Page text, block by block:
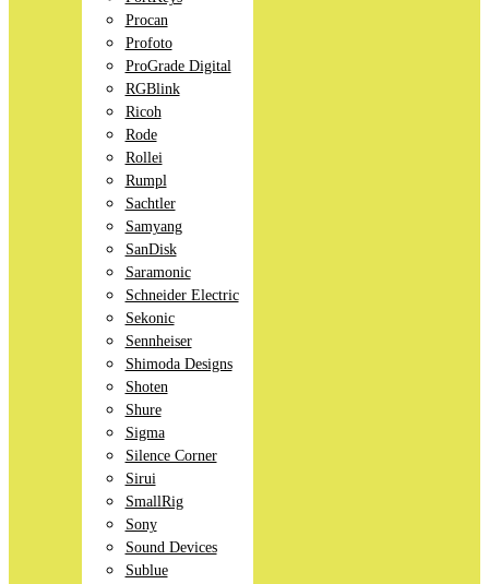
Procan
Profoto
ProGrade Digital
RGBlink
Ricoh
Rode
Rollei
Rumpl
Sachtler
Samyang
SanDisk
Saramonic
Schneider Electric
Sekonic
Sennheiser
Shimoda Designs
Shoten
Shure
Sigma
Silence Corner
Sirui
SmallRig
Sony
Sound Devices
Sublue